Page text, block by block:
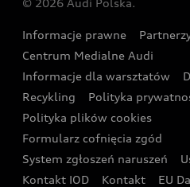
Wyszukaj najbliższego
Oferta dla przedsiębiorców
Oferta dla klientów
Kalkulator rat
Ubezpieczenie
Zasięg
Gwarancja
Akcje serwisowe Audi
Katalog online akcesoriów
Audi i Muzeum Sztuki
Audi driving experience
Audi quattro Cup
Audi i Puchar Świata w
Zakopanem
© 2026 Audi Polska.
Informacje prawne
Centrum Medialne Audi
Informacje dla warsztatów
Recykling
Polityka
Polityka plików cookies
Formularz cofnięcia zgód
System zgłoszeń naruszeń
Kontakt IOD
Kontakt EU